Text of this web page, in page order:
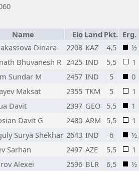
Name Elo Land Pkt. Erg.
Dinara 2208 KAZ 4,5
½
Bhuvanesh R 2425 IND 5,5
1
Sundar M 2457 IND 5
0
Maksat 2355 TKM 5
1
Davit 2397 GEO 5,5
1
Davit G 2480 ARM 5,5
1
Surya Shekhar 2643 IND 6
½
Sarhan 2497 AZE 5,5
1
Alexei 2596 BLR 6,5
½